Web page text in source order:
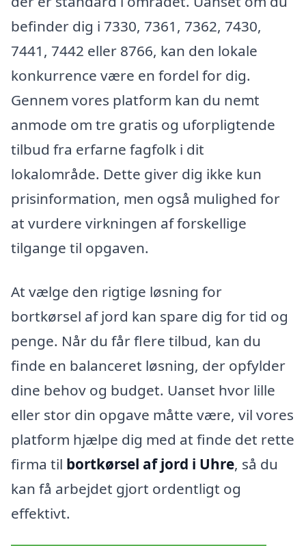
befinder dig i 7330, 7361, 7362, 7430,
7441, 7442 eller 8766, kan den lokale
konkurrence være en fordel for dig.
Gennem vores platform kan du nemt
anmode om tre gratis og uforpligtende
tilbud fra erfarne fagfolk i dit
lokalområde. Dette giver dig ikke kun
prisinformation, men også mulighed for
at vurdere virkningen af forskellige
tilgange til opgaven.
At vælge den rigtige løsning for
bortkørsel af jord kan spare dig for tid og
penge. Når du får flere tilbud, kan du
finde en balanceret løsning, der opfylder
dine behov og budget. Uanset hvor lille
eller stor din opgave måtte være, vil vores
platform hjælpe dig med at finde det rette
firma til bortkørsel af jord i Uhre, så du
kan få arbejdet gjort ordentligt og
effektivt.